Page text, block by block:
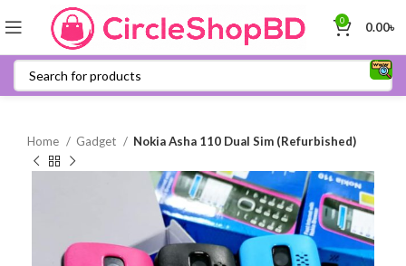
0 0.00৳
Home Gadget Nokia Asha 110 Dual Sim (Refurbished)